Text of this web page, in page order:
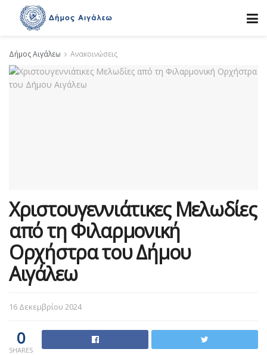
Δήμος Αιγάλεω Ανακοινώσεις
Χριστουγεννιάτικες Μελωδίες
από τη Φιλαρμονική
Ορχήστρα του Δήμου
Αιγάλεω
16 Δεκεμβρίου 2024
0
SHARES